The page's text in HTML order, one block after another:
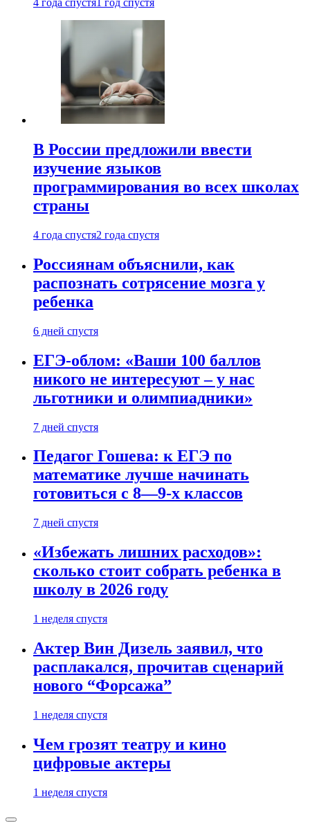
4 года спустя 1 год спустя
В России предложили ввести
изучение языков
программирования во всех школах
страны
4 года спустя2 года спустя
Россиянам объяснили, как
распознать сотрясение мозга у
ребенка
6 дней спустя
ЕГЭ-облом: «Ваши 100 баллов
никого не интересуют – у нас
льготники и олимпиадники»
7 дней спустя
Педагог Гошева: к ЕГЭ по
математике лучше начинать
готовиться с 8—9-х классов
7 дней спустя
«Избежать лишних расходов»:
сколько стоит собрать ребенка в
школу в 2026 году
1 неделя спустя
Актер Вин Дизель заявил, что
расплакался, прочитав сценарий
нового “Форсажа”
1 неделя спустя
Чем грозят театру и кино
цифровые актеры
1 неделя спустя